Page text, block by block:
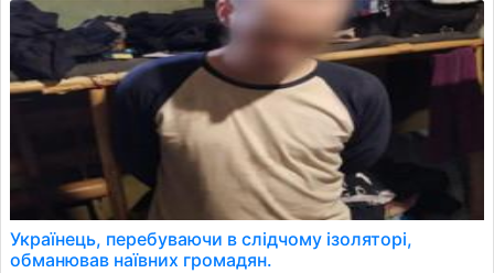
Українець, перебуваючи в слідчому ізоляторі,
обманював наївних громадян.